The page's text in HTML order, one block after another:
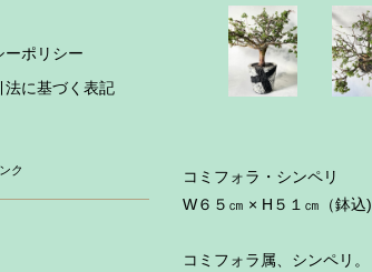
コミフォラ・シンペリ
W６５㎝ × H５１㎝（鉢込)
コミフォラ属、シンペリ。
ーポリシー
法に基づく表記
ク